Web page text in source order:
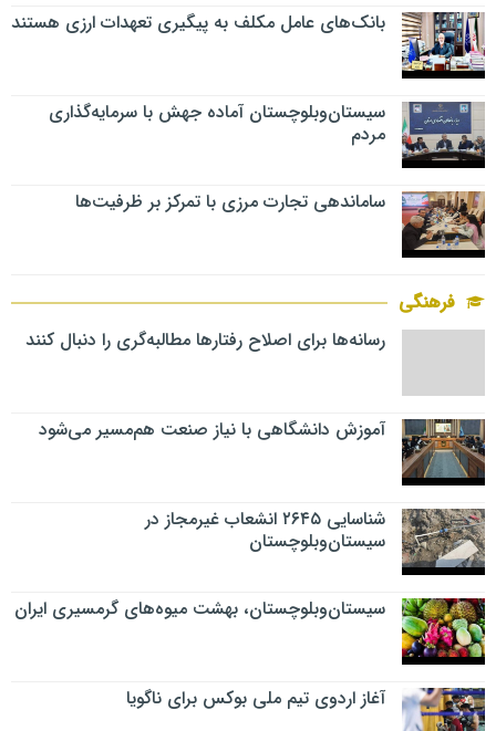
بانک‌های عامل مکلف به پیگیری تعهدات ارزی هستند
سیستان‌وبلوچستان آماده جهش با سرمایه‌گذاری
مردم
ساماندهی تجارت مرزی با تمرکز بر ظرفیت‌ها
فرهنگی
رسانه‌ها برای اصلاح رفتارها مطالبه‌گری را دنبال کنند
آموزش دانشگاهی با نیاز صنعت هم‌مسیر می‌شود
شناسایی ۲۶۴۵ انشعاب غیرمجاز در
سیستان‌وبلوچستان
سیستان‌وبلوچستان، بهشت میوه‌های گرمسیری ایران
آغاز اردوی تیم ملی بوکس برای ناگویا